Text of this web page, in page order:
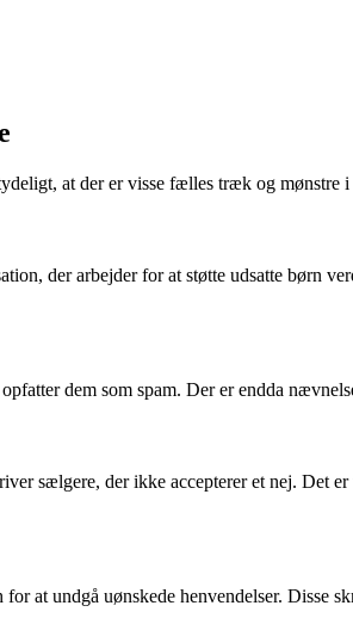
at der er visse fælles træk og mønstre
der arbejder for at støtte udsatte børn
dem som spam. Der er endda
sælgere, der ikke accepterer et nej.
at undgå uønskede henvendelser. Disse